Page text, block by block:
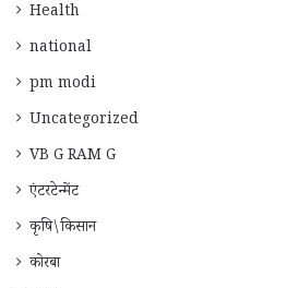
Health
national
pm modi
Uncategorized
VB G RAM G
एंटरटेन्मेंट
कृषि\किसान
कोरबा